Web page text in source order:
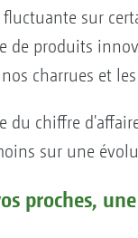
sur
de produits
charrues et les
chiffre
sur une
proches,